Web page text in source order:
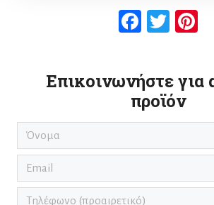
Facebook
Επικοινωνήστε για
προϊόν